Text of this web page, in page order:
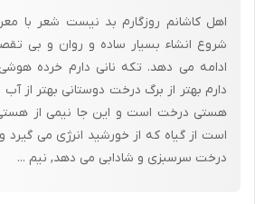
اهل کاشانم روزگارم بد نیست شعر با
شروع انشاء بسیار ساده و روان و بی
ادامه می دهد. تکه نانی دارم خرده
دارم بهتر از برگ درخت دوستانی بهتر از
هستی درخت است و این جا نیمی از
است از گیاه که از خورشید انرژی می گیرد
درخت سرسبزی و شادابی می دهد, نیم ...